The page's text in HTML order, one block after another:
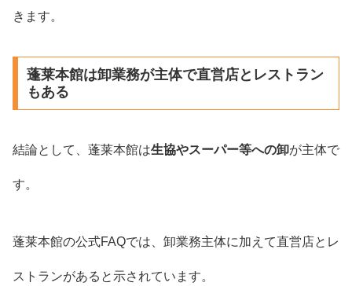
きます。
蓬莱本館は卸業務が主体で直営店とレストラン
もある
結論として、蓬莱本館は生協やスーパー等への卸が主体で
す。
蓬莱本館の公式FAQでは、卸業務主体に加えて直営店とレ
ストランがあると示されています。